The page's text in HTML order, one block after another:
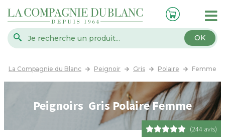
OK
La Compagnie du Blanc Peignoir Gris Polaire Femme
Peignoirs Gris Polaire Femme
(244 avis)